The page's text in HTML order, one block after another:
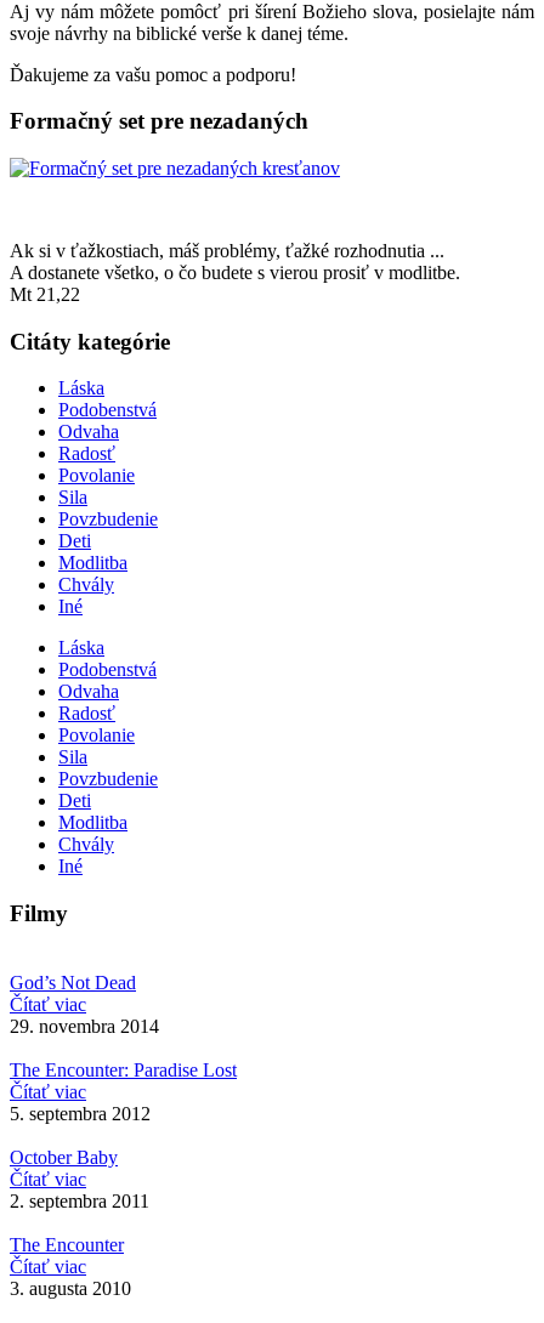
Aj vy nám môžete pomôcť pri šírení Božieho slova, posielajte nám
svoje návrhy na biblické verše k danej téme.
Ďakujeme za vašu pomoc a podporu!
Formačný set pre nezadaných
Ak si v ťažkostiach, máš problémy, ťažké rozhodnutia ...
A dostanete všetko, o čo budete s vierou prosiť v modlitbe.
Mt 21,22
Citáty kategórie
Láska
Podobenstvá
Odvaha
Radosť
Povolanie
Sila
Povzbudenie
Deti
Modlitba
Chvály
Iné
Láska
Podobenstvá
Odvaha
Radosť
Povolanie
Sila
Povzbudenie
Deti
Modlitba
Chvály
Iné
Filmy
God’s Not Dead
Čítať viac
29. novembra 2014
The Encounter: Paradise Lost
Čítať viac
5. septembra 2012
October Baby
Čítať viac
2. septembra 2011
The Encounter
Čítať viac
3. augusta 2010